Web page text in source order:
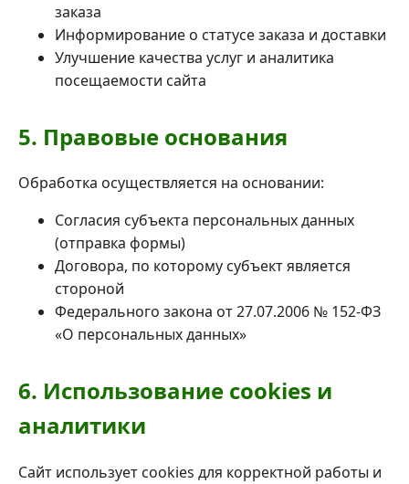
заказа
Информирование о статусе заказа и доставки
Улучшение качества услуг и аналитика
посещаемости сайта
5. Правовые основания
Обработка осуществляется на основании:
Согласия субъекта персональных данных
(отправка формы)
Договора, по которому субъект является
стороной
Федерального закона от 27.07.2006 № 152-ФЗ
«О персональных данных»
6. Использование cookies и
аналитики
Сайт использует cookies для корректной работы и